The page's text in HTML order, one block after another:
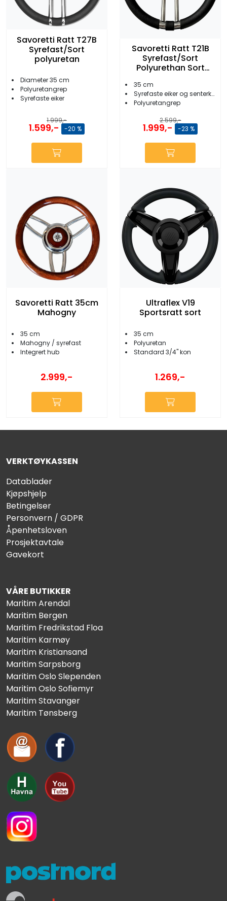
Savoretti Ratt T27B
Syrefast/Sort
polyuretan
Diameter 35 cm
Polyuretangrep
Syrefaste eiker
1.999,-
1.599,- -20 %
Savoretti Ratt T21B
Syrefast/Sort
Polyurethan Sort
35 cm
Syrefaste eiker og senterkopp med sort skinn
Polyuretangrep
2.599,-
1.999,- -23 %
Savoretti Ratt 35cm
Mahogny
35 cm
Mahogny / syrefast
Integrert hub
2.999,-
Ultraflex V19
Sportsratt sort
35 cm
Polyuretan
Standard 3/4'' kon
1.269,-
VERKTØYKASSEN
Datablader
Kjøpshjelp
Betingelser
Personvern / GDPR
Åpenhetsloven
Prosjektavtale
Gavekort
VÅRE BUTIKKER
Maritim Arendal
Maritim Bergen
Maritim Fredrikstad Floa
Maritim Karmøy
Maritim Kristiansand
Maritim Sarpsborg
Maritim Oslo Slependen
Maritim Oslo Sofiemyr
Maritim Stavanger
Maritim Tønsberg